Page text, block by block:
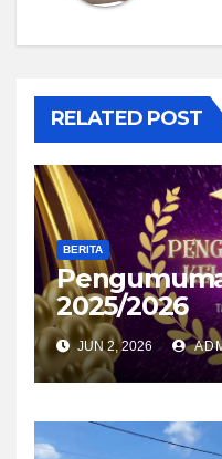
RELATED POST
BERITA
2025/2026
JUN 2, 2026